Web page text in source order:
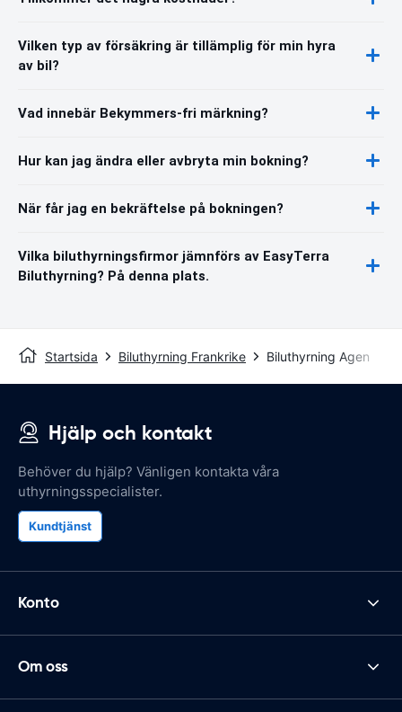
Vilken typ av försäkring är tillämplig för min hyra
av bil?
Vad innebär Bekymmers-fri märkning?
Hur kan jag ändra eller avbryta min bokning?
När får jag en bekräftelse på bokningen?
Vilka biluthyrningsfirmor jämnförs av EasyTerra
Biluthyrning? På denna plats.
Startsida Biluthyrning Frankrike Biluthyrning Agen
Hjälp och kontakt
Behöver du hjälp? Vänligen kontakta våra
uthyrningsspecialister.
Kundtjänst
Konto
Om oss